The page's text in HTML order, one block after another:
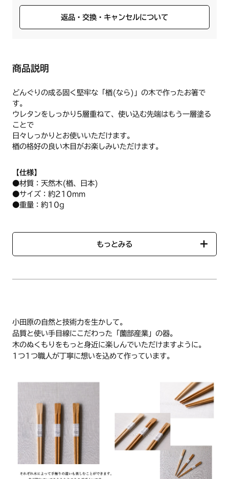
返品・交換・キャンセルについて
商品説明
どんぐりの成る固く堅牢な「楢(なら)」の木で作ったお箸で
す。
ウレタンをしっかり5層重ねて、使い込む先端はもう一層塗る
ことで
日々しっかりとお使いいただけます。
楢の格好の良い木目がお楽しみいただけます。
【仕様】
●材質：天然木(楢、日本)
●サイズ：約210mm
●重量：約10g
【使用方法/使用上の注意事項】
合がございます。
天然木を使用しているため、木の模様や色・印象はそれぞれ異
なります。
木肌が理由での交換・返品はお受け致しかねますので、予めご
了承の上お買い求め願います。
ません。
直射日光・空調の側、熱いレンジの側などに長時間置かないで
ください。
木の器は生きているので、塗りの退色、歪み、ひびなどの原因
になってしまいます。
ご使用後、熱湯や水などへの漬け置きはさけてください。
水かぬるま湯で、柔らかな布やスポンジで洗えます。
食器用洗剤もお使いいただけますが、固いたわし、研磨スポン
もっとみる
小田原の自然と技術力を生かして。
品質と使い手目線にこだわった「薗部産業」の器。
木のぬくもりをもっと身近に楽しんでいただけますように。
1つ1つ職人が丁寧に想いを込めて作っています。